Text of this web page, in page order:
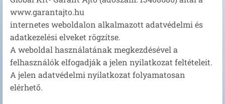
www.garantajto.hu
internetes weboldalon alkalmazott adatvédelmi és
adatkezelési elveket rögzítse.
A weboldal használatának megkezdésével a
felhasználók elfogadják a jelen nyilatkozat feltételeit.
A jelen adatvédelmi nyilatkozat folyamatosan
elérhető.